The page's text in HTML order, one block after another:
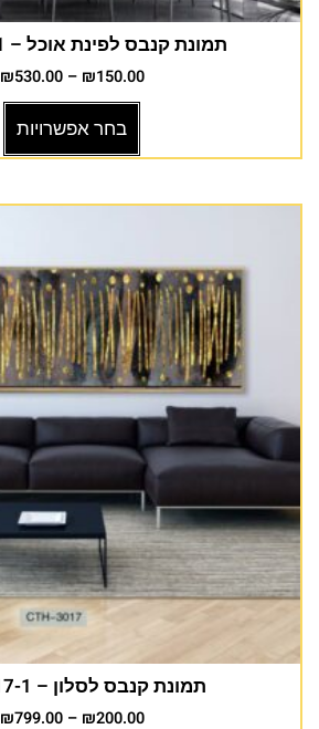
תמונת קנבס לפינת אוכל – dk-3039-1
₪150.00
–
₪530.00
בחר אפשרויות
תמונת קנבס לסלון – cth-3017-1
₪200.00
–
₪799.00